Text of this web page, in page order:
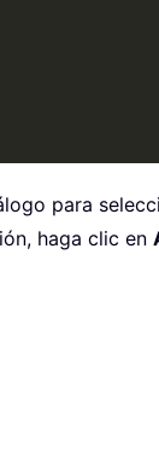
para
haga clic en